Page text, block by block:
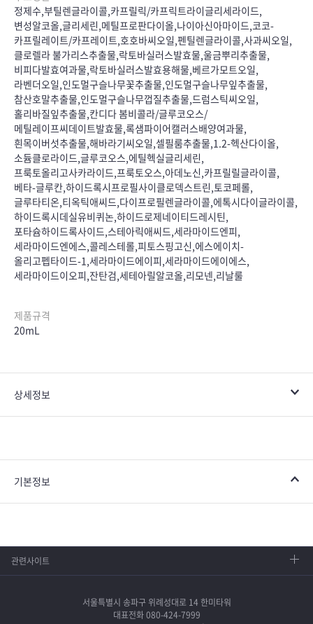
정제수,부틸렌글라이콜,카프릴릭/카프릭트라이글리세라이드,
변성알코올,글리세린,메틸프로판다이올,나이아신아마이드,코코-
카프릴레이트/카프레이트,호호바씨오일,펜틸렌글라이콜,사과씨오일,
클로렐라 불가리스추출물,락토바실러스발효물,울금뿌리추출물,
비피다발효여과물,락토바실러스발효용해물,베르가모트오일,
라벤더오일,인도멀구슬나무꽃추출물,인도멀구슬나무잎추출물,
참산호말추출물,인도멀구슬나무껍질추출물,드럼스틱씨오일,
홀리바질잎추출물,칸디다 봄비콜라/글루코오스/
메틸레이프씨데이트발효물,록샘파이어캘러스배양여과물,
흰목이버섯추출물,해바라기씨오일,셀필룸추출물,1.2-헥산다이올,
소듐클로라이드,글루코오스,에틸헥실글리세린,
프룩토올리고사카라이드,프룩토오스,아데노신,카프릴릴글라이콜,
베타-글루칸,하이드록시프로필사이클로덱스트린,토코페롤,
글루타티온,티옥틱애씨드,다이프로필렌글라이콜,에톡시다이글라이콜,
하이드록시데실유비퀴논,하이드로제네이티드레시틴,
포타슘하이드록사이드,스테아릭애씨드,세라마이드엔피,
세라마이드엔에스,콜레스테롤,피토스핑고신,에스에이치-
올리고펩타이드-1,세라마이드에이피,세라마이드에이에스,
세라마이드이오피,잔탄검,세테아릴알코올,리모넨,리날룰
제품규격
20mL
상세정보
기본정보
서울특별시 송파구 위례성대로 14 한미타워
대표전화 080-424-7999
관련사이트